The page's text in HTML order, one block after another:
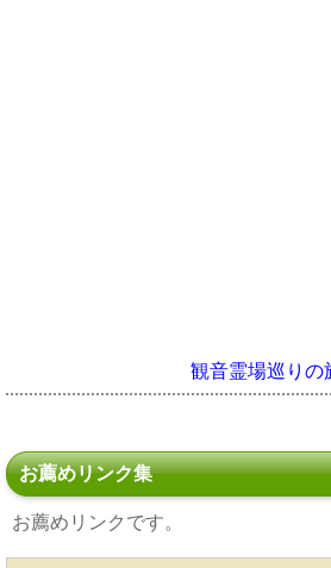
観音霊場巡りの
お薦めリンク集
お薦めリンクです。